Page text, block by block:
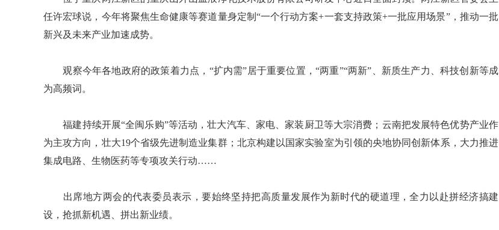
任许宏球说，今年将聚焦生命健康等赛道量身定制“一个行动方案+一套支持政策+一批应用场景”，推动一批
新兴及未来产业加速成势。
观察今年各地政府的政策着力点，“扩内需”居于重要位置，“两重”“两新”、新质生产力、科技创新等成
为高频词。
福建持续开展“全闽乐购”等活动，壮大汽车、家电、家装厨卫等大宗消费；云南把发展特色优势产业作
为主攻方向，壮大19个省级先进制造业集群；北京构建以国家实验室为引领的央地协同创新体系，大力推进
集成电路、生物医药等专项攻关行动……
出席地方两会的代表委员表示，要始终坚持把高质量发展作为新时代的硬道理，全力以赴拼经济搞建
设，抢抓新机遇、拼出新业绩。